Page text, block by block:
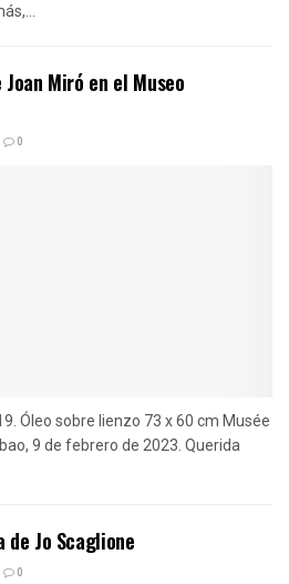
Miró en el Museo
0
Óleo sobre lienzo 73 x 60 cm Musée
9 de febrero de 2023. Querida
de Jo Scaglione
0